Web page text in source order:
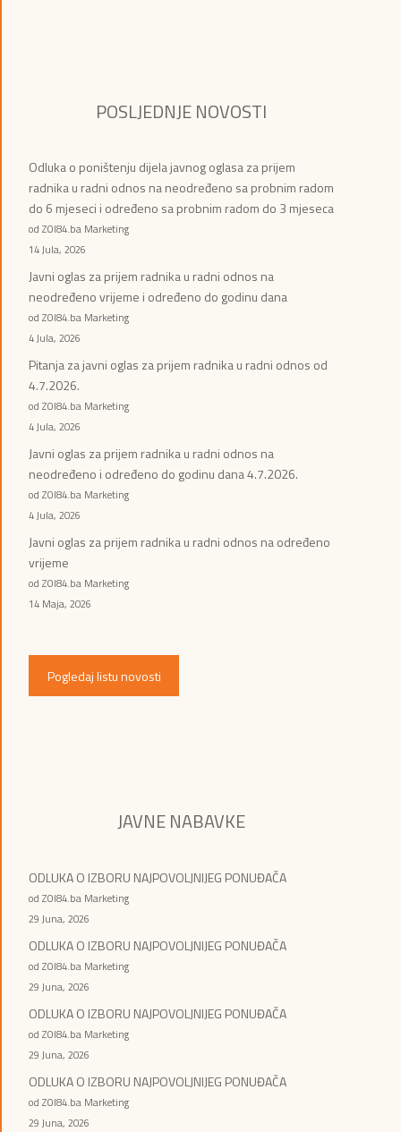
POSLJEDNJE NOVOSTI
Odluka o poništenju dijela javnog oglasa za prijem
radnika u radni odnos na neodređeno sa probnim radom
do 6 mjeseci i određeno sa probnim radom do 3 mjeseca
od ZOI84.ba Marketing
14 Jula, 2026
Javni oglas za prijem radnika u radni odnos na
neodređeno vrijeme i određeno do godinu dana
od ZOI84.ba Marketing
4 Jula, 2026
Pitanja za javni oglas za prijem radnika u radni odnos od
4.7.2026.
od ZOI84.ba Marketing
4 Jula, 2026
Javni oglas za prijem radnika u radni odnos na
neodređeno i određeno do godinu dana 4.7.2026.
od ZOI84.ba Marketing
4 Jula, 2026
Javni oglas za prijem radnika u radni odnos na određeno
vrijeme
od ZOI84.ba Marketing
14 Maja, 2026
Pogledaj listu novosti
JAVNE NABAVKE
ODLUKA O IZBORU NAJPOVOLJNIJEG PONUĐAČA
od ZOI84.ba Marketing
29 Juna, 2026
ODLUKA O IZBORU NAJPOVOLJNIJEG PONUĐAČA
od ZOI84.ba Marketing
29 Juna, 2026
ODLUKA O IZBORU NAJPOVOLJNIJEG PONUĐAČA
od ZOI84.ba Marketing
29 Juna, 2026
ODLUKA O IZBORU NAJPOVOLJNIJEG PONUĐAČA
od ZOI84.ba Marketing
29 Juna, 2026